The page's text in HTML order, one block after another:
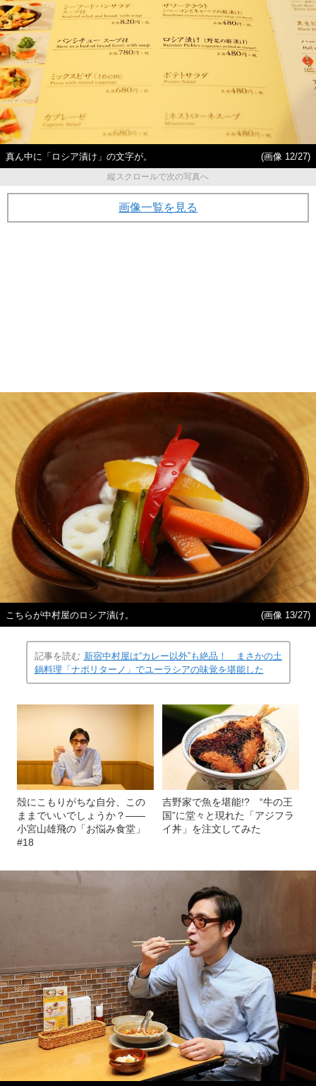
真ん中に「ロシア漬け」の文字が。
(画像 12/27)
縦スクロールで次の写真へ
画像一覧を見る
こちらが中村屋のロシア漬け。 (画像 13/27)
記事を読む 新宿中村屋は“カレー以外”も絶品！ まさかの土
鍋料理「ナポリターノ」でユーラシアの味覚を堪能した
殻にこもりがちな自分、この
ままでいいでしょうか？――
小宮山雄飛の「お悩み食堂」
#18
吉野家で魚を堪能!? “牛の王
国”に堂々と現れた「アジフラ
イ丼」を注文してみた